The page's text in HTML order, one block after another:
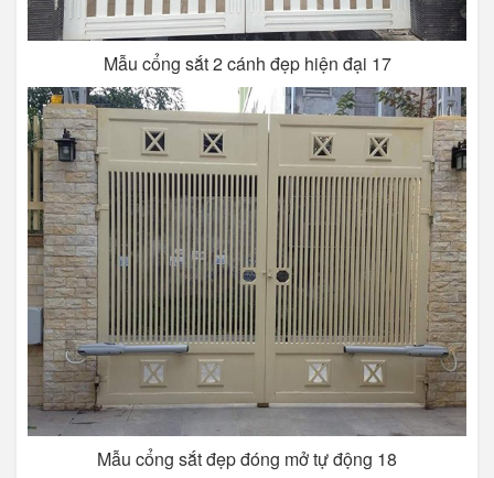
Mẫu cổng sắt 2 cánh đẹp hiện đại 17
Mẫu cổng sắt đẹp đóng mở tự động 18